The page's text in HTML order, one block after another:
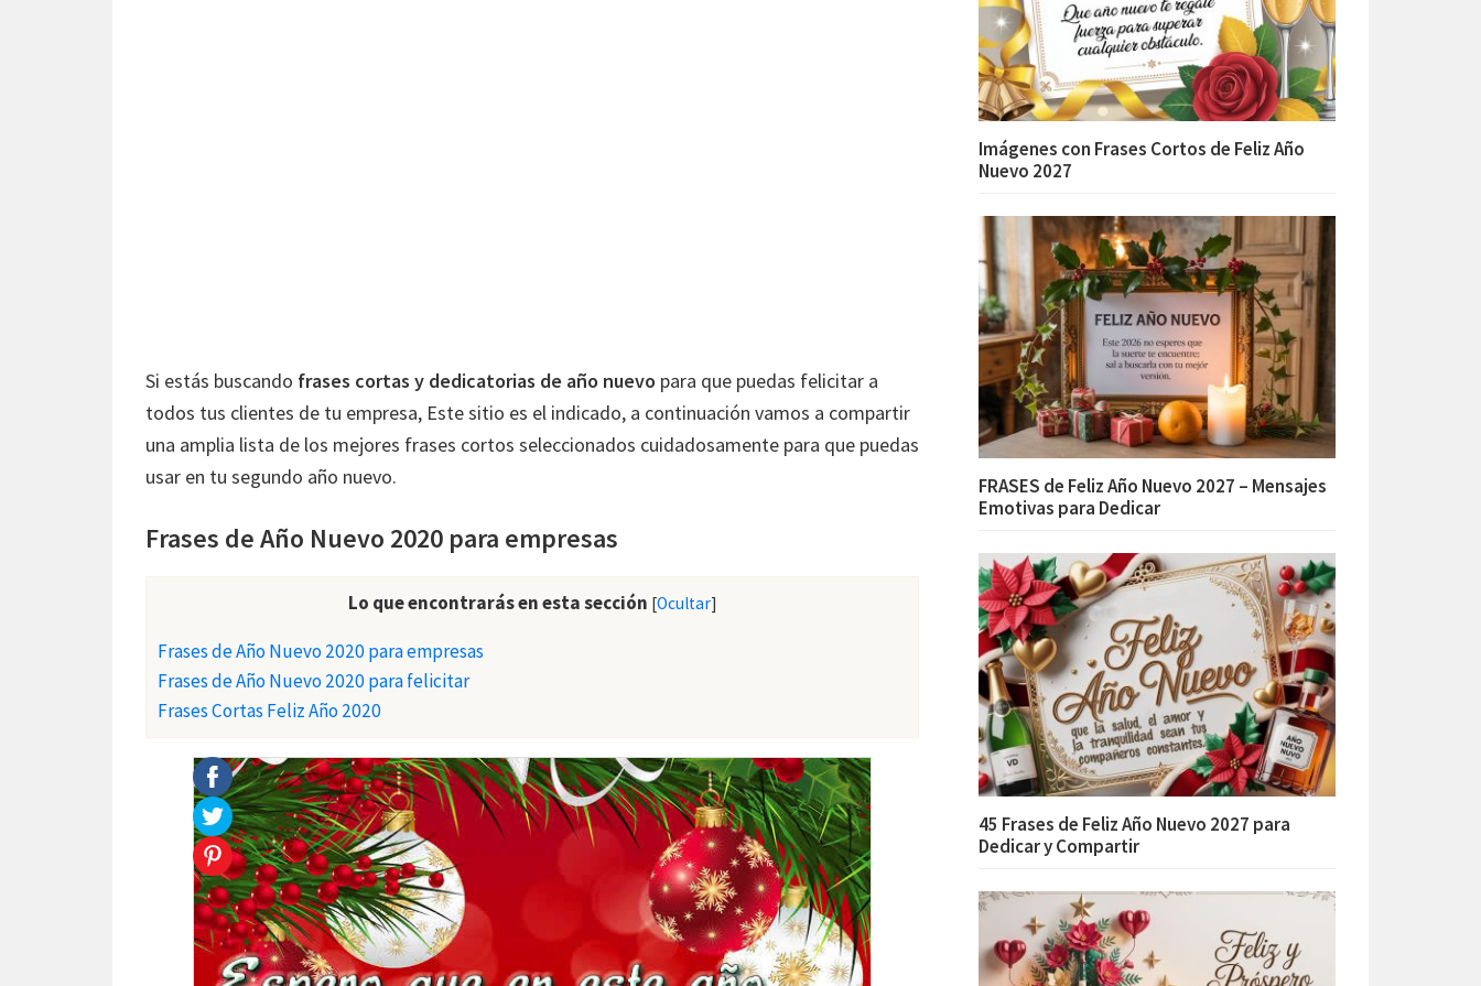
Si estás buscando frases cortas y dedicatorias de año nuevo para que puedas felicitar a
todos tus clientes de tu empresa, Este sitio es el indicado, a continuación vamos a compartir
una amplia lista de los mejores frases cortos seleccionados cuidadosamente para que puedas
usar en tu segundo año nuevo.
Frases de Año Nuevo 2020 para empresas
Lo que encontrarás en esta sección [Ocultar]
Frases de Año Nuevo 2020 para empresas
Frases de Año Nuevo 2020 para felicitar
Frases Cortas Feliz Año 2020
Imágenes con Frases Cortos de Feliz Año
Nuevo 2027
FRASES de Feliz Año Nuevo 2027 – Mensajes
Emotivas para Dedicar
45 Frases de Feliz Año Nuevo 2027 para
Dedicar y Compartir